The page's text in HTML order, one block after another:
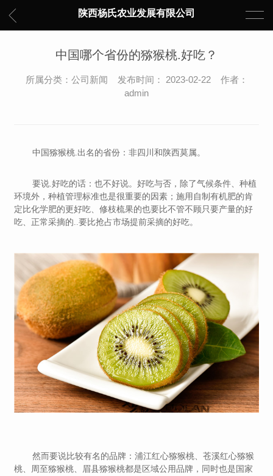
陕西杨氏农业发展有限公司
中国哪个省份的猕猴桃.好吃？
所属分类：公司新闻 发布时间： 2023-02-22 作者：
admin
中国猕猴桃.出名的省份：非四川和陕西莫属。
要说.好吃的话：也不好说。好吃与否，除了气候条件、种植
环境外，种植管理标准也是很重要的因素；施用自制有机肥的肯
定比化学肥的更好吃、修枝梳果的也要比不管不顾只要产量的好
吃、正常采摘的..要比抢占市场提前采摘的好吃。
然而要说比较有名的品牌：浦江红心猕猴桃、苍溪红心猕猴
桃、周至猕猴桃、眉县猕猴桃都是区域公用品牌，同时也是国家